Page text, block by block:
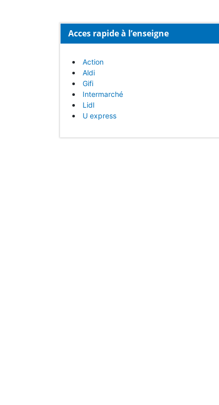
Acces rapide à l’enseigne
Action
Aldi
Gifi
Intermarché
Lidl
U express